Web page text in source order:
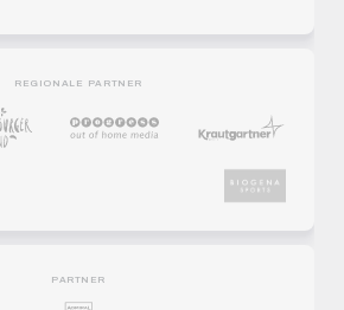
REGIONALE PARTNER
PARTNER